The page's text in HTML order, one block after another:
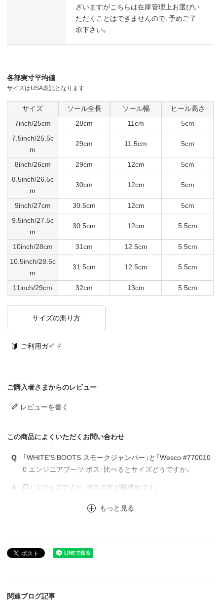
ざいますがこちらは在庫管理上お選びい
ただくことはできませんので、予めご了
承下さい。
各部実寸平均値
サイズはUSA表記となります
サイズ ソール全長 ソール幅
ヒール高さ
7inch/25cm
28cm 11cm
5cm
7.5inch/25.5c
m
29cm 11.5cm 5cm
8inch/26cm 29cm 12cm
5cm
8.5inch/26.5c
m
30cm 12cm 5cm
9inch/27cm 30.5cm 12cm
5cm
9.5inch/27.5c
m
30.5cm 12cm 5.5cm
10inch/28cm 31cm 12.5cm
5.5cm
10.5inch/28.5c
m
31.5cm 12.5cm 5.5cm
11inch/29cm 32cm 13cm 5.5cm
サイズの測り方
ご利用ガイド
ご購入者さまからのレビュー
レビューを書く
この商品によくいただくお問い合わせ
Q
「WHITE’S BOOTS スモークジャンパー」と「Wesco #770010
0 エンジニアブーツ ボス」比べるとサイズどうですか。
A 同じEワイズですが、ボスの方が幅狭めです。
もっと見る
関連ブログ記事